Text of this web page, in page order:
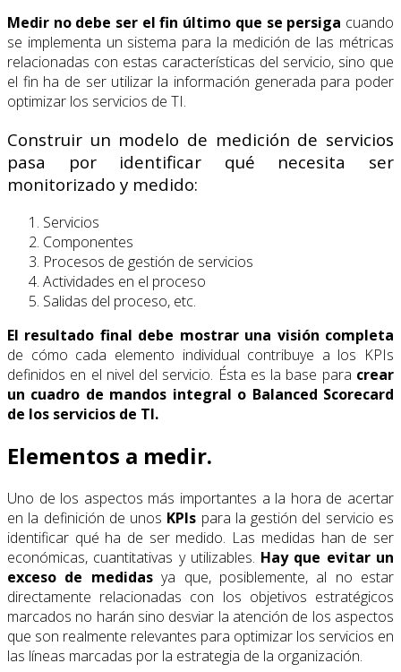
Medir no debe ser el fin último que se persiga cuando
se implementa un sistema para la medición de las métricas
relacionadas con estas características del servicio, sino que
el fin ha de ser utilizar la información generada para poder
optimizar los servicios de TI.
Construir un modelo de medición de servicios
pasa por identificar qué necesita ser
monitorizado y medido:
Servicios
Componentes
Procesos de gestión de servicios
Actividades en el proceso
Salidas del proceso, etc.
El resultado final debe mostrar una visión completa
de cómo cada elemento individual contribuye a los KPIs
definidos en el nivel del servicio. Ésta es la base para crear
un cuadro de mandos integral o Balanced Scorecard
de los servicios de TI.
Elementos a medir.
Uno de los aspectos más importantes a la hora de acertar
en la definición de unos KPIs para la gestión del servicio es
identificar qué ha de ser medido. Las medidas han de ser
económicas, cuantitativas y utilizables. Hay que evitar un
exceso de medidasya que, posiblemente, al no estar
directamente relacionadas con los objetivos estratégicos
marcados no harán sino desviar la atención de los aspectos
que son realmente relevantes para optimizar los servicios en
las líneas marcadas por la estrategia de la organización.